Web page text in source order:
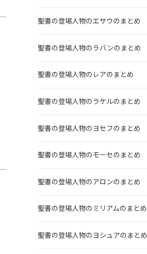
聖書の登場人物のエサウのまとめ
聖書の登場人物のラバンのまとめ
聖書の登場人物のレアのまとめ
聖書の登場人物のラケルのまとめ
聖書の登場人物のヨセフのまとめ
聖書の登場人物のモーセのまとめ
聖書の登場人物のアロンのまとめ
聖書の登場人物のミリアムのまとめ
聖書の登場人物のヨシュアのまとめ